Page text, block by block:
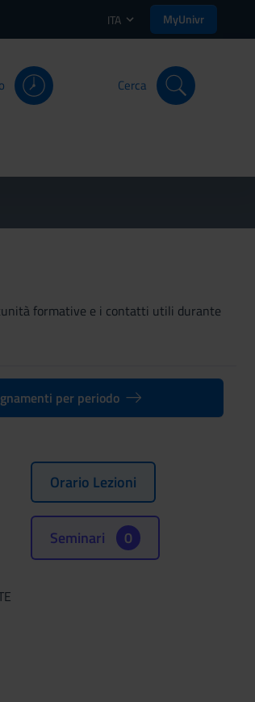
ITA MyUnivr
Cerca
formative e i contatti utili durante
per periodo
Orario Lezioni
Seminari 0